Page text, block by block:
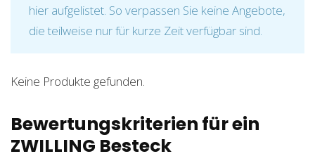
hier aufgelistet. So verpassen Sie keine Angebote,
die teilweise nur für kurze Zeit verfügbar sind.
Keine Produkte gefunden.
Bewertungskriterien für ein
ZWILLING Besteck